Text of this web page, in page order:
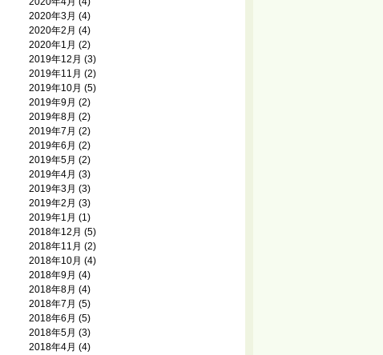
2020年3月 (4)
2020年2月 (4)
2020年1月 (2)
2019年12月 (3)
2019年11月 (2)
2019年10月 (5)
2019年9月 (2)
2019年8月 (2)
2019年7月 (2)
2019年6月 (2)
2019年5月 (2)
2019年4月 (3)
2019年3月 (3)
2019年2月 (3)
2019年1月 (1)
2018年12月 (5)
2018年11月 (2)
2018年10月 (4)
2018年9月 (4)
2018年8月 (4)
2018年7月 (5)
2018年6月 (5)
2018年5月 (3)
2018年4月 (4)